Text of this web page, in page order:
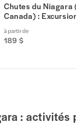
Chutes du Niagara
Canada) :
à partir de
189 $
: activités